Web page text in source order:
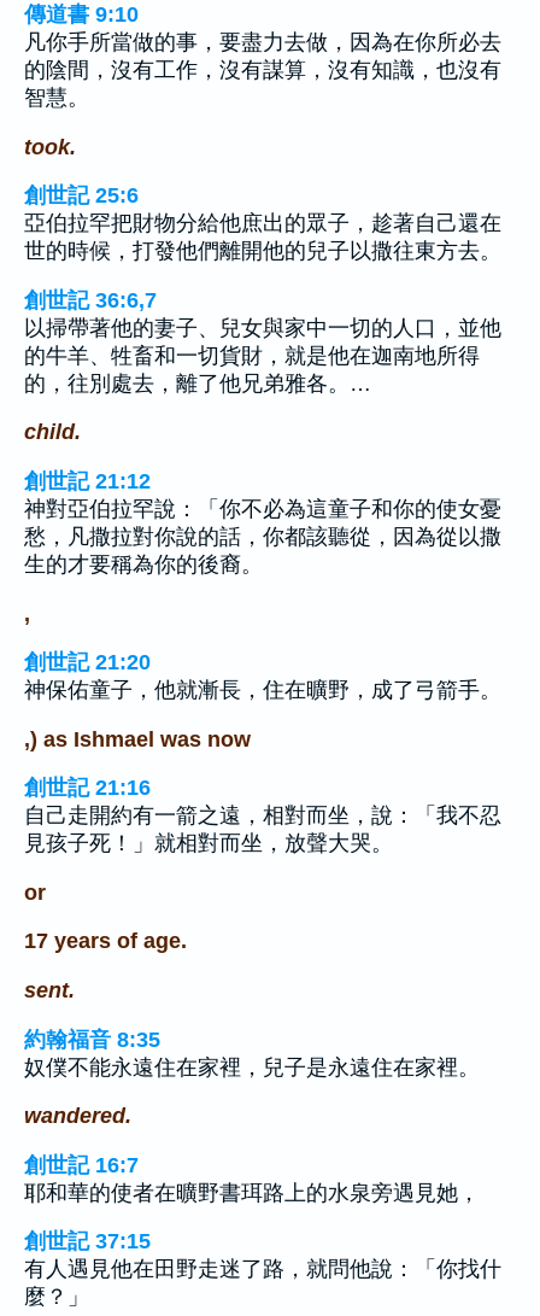
傳道書 9:10
凡你手所當做的事，要盡力去做，因為在你所必去
的陰間，沒有工作，沒有謀算，沒有知識，也沒有
智慧。
took.
創世記 25:6
亞伯拉罕把財物分給他庶出的眾子，趁著自己還在
世的時候，打發他們離開他的兒子以撒往東方去。
創世記 36:6,7
以掃帶著他的妻子、兒女與家中一切的人口，並他
的牛羊、牲畜和一切貨財，就是他在迦南地所得
的，往別處去，離了他兄弟雅各。…
child.
創世記 21:12
神對亞伯拉罕說：「你不必為這童子和你的使女憂
愁，凡撒拉對你說的話，你都該聽從，因為從以撒
生的才要稱為你的後裔。
,
創世記 21:20
神保佑童子，他就漸長，住在曠野，成了弓箭手。
,) as Ishmael was now
創世記 21:16
自己走開約有一箭之遠，相對而坐，說：「我不忍
見孩子死！」就相對而坐，放聲大哭。
or
17 years of age.
sent.
約翰福音 8:35
奴僕不能永遠住在家裡，兒子是永遠住在家裡。
wandered.
創世記 16:7
耶和華的使者在曠野書珥路上的水泉旁遇見她，
創世記 37:15
有人遇見他在田野走迷了路，就問他說：「你找什
麼？」